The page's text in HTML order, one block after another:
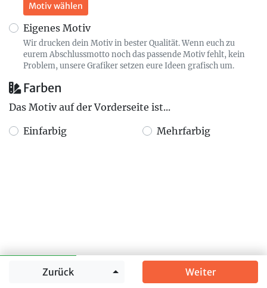
Zurück Springe zu Weiter
Motiv wählen
Eigenes Motiv
Wir drucken dein Motiv in bester Qualität. Wenn euch zu
eurem Abschlussmotto noch das passende Motiv fehlt, kein
Problem, unsere Grafiker setzen eure Ideen grafisch um.
Farben
Das Motiv auf der Vorderseite ist...
Einfarbig
Mehrfarbig